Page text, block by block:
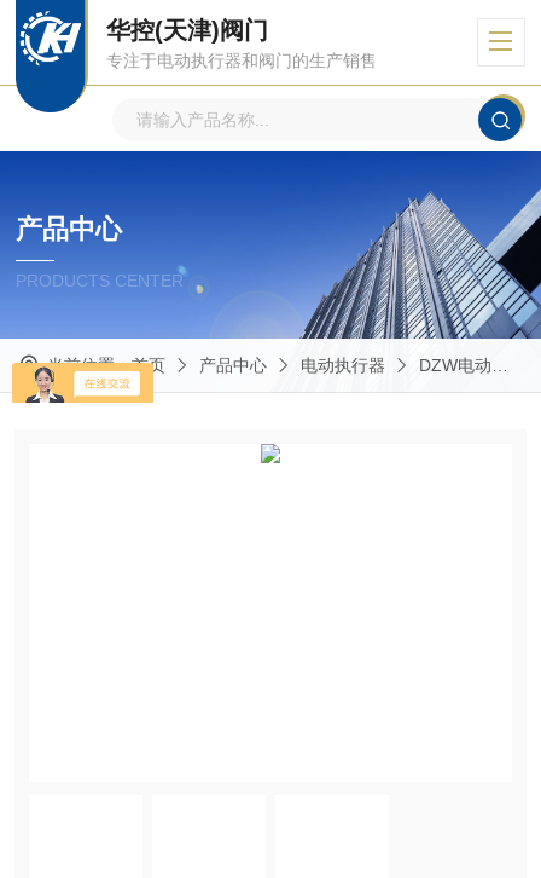
华控(天津)阀门
专注于电动执行器和阀门的生产销售
产品中心
PRODUCTS CENTER
当前位置：首页 产品中心 电动执行器 DZW电动执行器